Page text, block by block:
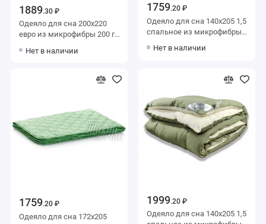
1889.30 ₽
Одеяло для сна 200х220
евро из микрофибры 200 г/
силиконизированное
Нет в наличии
1759.20 ₽
Одеяло для сна 140х205 1,5
спальное из микрофибры
силиконизированное
Нет в наличии
1759.20 ₽
Одеяло для сна 172х205
1999.20 ₽
Одеяло для сна 140х205 1,5